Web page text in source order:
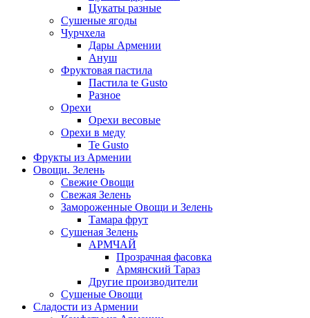
Цукаты разные
Сушеные ягоды
Чурчхела
Дары Армении
Ануш
Фруктовая пастила
Пастила te Gusto
Разное
Орехи
Орехи весовые
Орехи в меду
Te Gusto
Фрукты из Армении
Овощи. Зелень
Свежие Овощи
Свежая Зелень
Замороженные Овощи и Зелень
Тамара фрут
Сушеная Зелень
АРМЧАЙ
Прозрачная фасовка
Армянский Тараз
Другие производители
Сушеные Овощи
Сладости из Армении